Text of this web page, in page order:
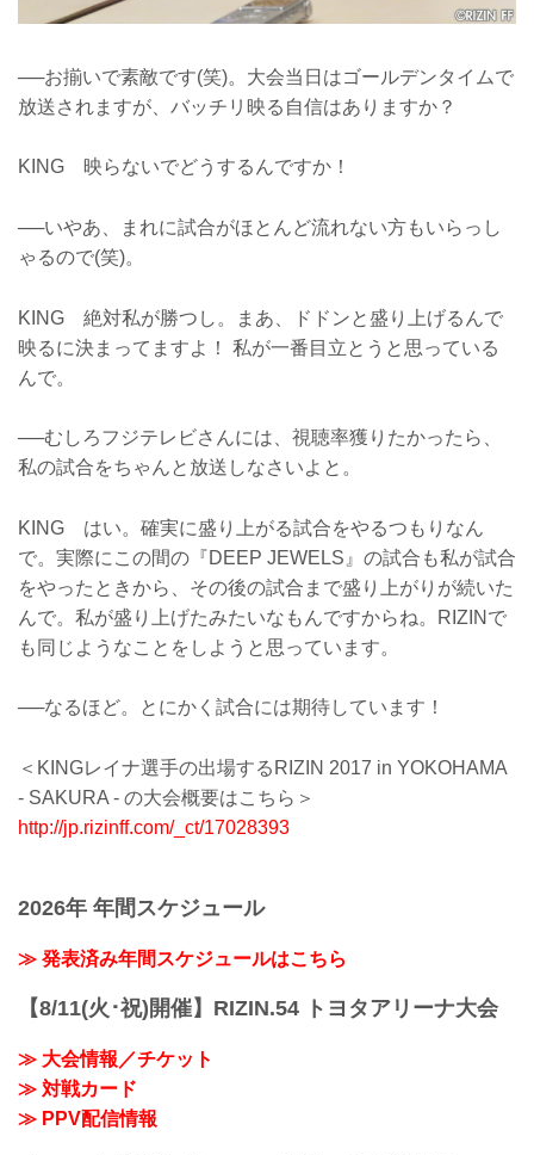
──お揃いで素敵です(笑)。大会当日はゴールデンタイムで
放送されますが、バッチリ映る自信はありますか？
KING 映らないでどうするんですか！
──いやあ、まれに試合がほとんど流れない方もいらっし
ゃるので(笑)。
KING 絶対私が勝つし。まあ、ドドンと盛り上げるんで
映るに決まってますよ！ 私が一番目立とうと思っている
んで。
──むしろフジテレビさんには、視聴率獲りたかったら、
私の試合をちゃんと放送しなさいよと。
KING はい。確実に盛り上がる試合をやるつもりなん
で。実際にこの間の『DEEP JEWELS』の試合も私が試合
をやったときから、その後の試合まで盛り上がりが続いた
んで。私が盛り上げたみたいなもんですからね。RIZINで
も同じようなことをしようと思っています。
──なるほど。とにかく試合には期待しています！
＜KINGレイナ選手の出場するRIZIN 2017 in YOKOHAMA
- SAKURA - の大会概要はこちら＞
http://jp.rizinff.com/_ct/17028393
2026年 年間スケジュール
≫ 発表済み年間スケジュールはこちら
【8/11(火･祝)開催】RIZIN.54 トヨタアリーナ大会
≫ 大会情報／チケット
≫ 対戦カード
≫ PPV配信情報